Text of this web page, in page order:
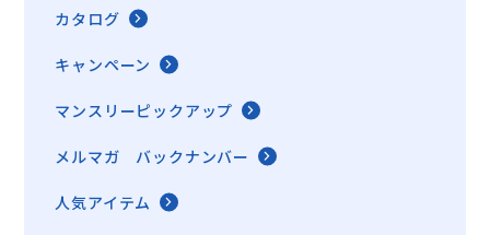
カタログ
キャンペーン
マンスリーピックアップ
メルマガ バックナンバー
人気アイテム